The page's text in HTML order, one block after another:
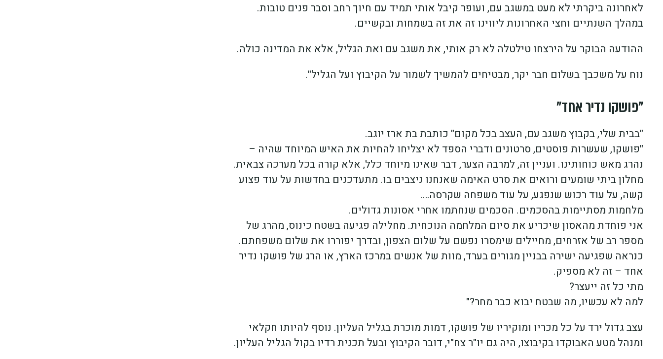
לאחרונה ביקרתי לא מעט במשגב עם, ועופר קיבל אותי תמיד עם חיוך רחב וסבר פנים טובות.
במהלך השנתיים וחצי האחרונות ליווינו זה את זה בשמחות ובקשיים.
ההודעה הבוקר על הירצחו טילטלה לא רק אותי, את משגב עם ואת הגליל, אלא את המדינה כולה.
נוח על משכבך בשלום חבר יקר, מבטיחים להמשיך לשמור על הקיבוץ ועל הגליל".
"פושקו נדיר אחד"
"בבית שלי, בקבוץ משגב עם, העצב בכל מקום" כותבת בת ארז יוגב.
"פושקו, שעשרות פוסטים, סרטונים ודברי הספד לא יצליחו להחיות את האיש המיוחד שהיה –
נהרג מאש כוחותינו. ועניין זה, למרבה הצער, דבר שאינו מיוחד כלל, אלא קורה בכל מערכה צבאית.
מחלון ביתי שומעים ורואים את סרט האימה שאנחנו ניצבים בו. מתעדכנים בחדשות על עוד פצוע
קשה, על עוד רכוש שנפגע, על עוד משפחה שקרסה….
מלחמות מסתיימות בהסכמים. הסכמים שנחתמו אחרי אסונות גדולים.
אני פוחדת מהאסון שיכריע את סיום המלחמה הנוכחית. מחלילה פגיעה בשטח כינוס, מהרג של
מספר רב של אזרחים, מחיילים שימסרו נפשם על שלום הצפון, ובדרך יפוררו את שלום משפחתם.
כנראה שפגיעה ישירה בבניין מגורים בערד, מוות של אנשים במרכז הארץ, או הרג של פושקו נדיר
אחד – זה לא מספיק.
מתי כל זה ייעצר?
למה לא עכשיו, מה שבטח יבוא כבר מחר?"
עצב גדול ירד על כל מכריו ומוקיריו של פושקו, דמות מוכרת בגליל העליון. נוסף להיותו חקלאי
ומנהל מטע האבוקדו בקיבוצו, היה גם יו"ר צח"י, דובר הקיבוץ ובעל תכנית רדיו בקול הגליל העליון.